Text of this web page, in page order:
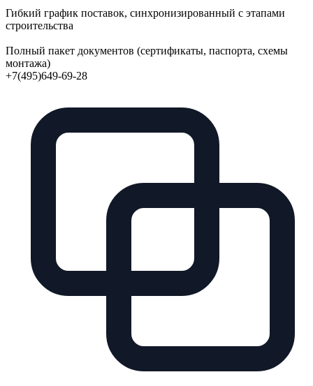
Гибкий график поставок, синхронизированный с этапами
строительства
Полный пакет документов (сертификаты, паспорта, схемы
монтажа)
+7(495)649-69-28